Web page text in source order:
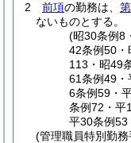
2
前項の勤務は、
ないものとする。
(昭30条例8
42条例50・
113・昭49
61条例49・
6条例59・
条例72・平
平30条例53
(管理職員特別勤務